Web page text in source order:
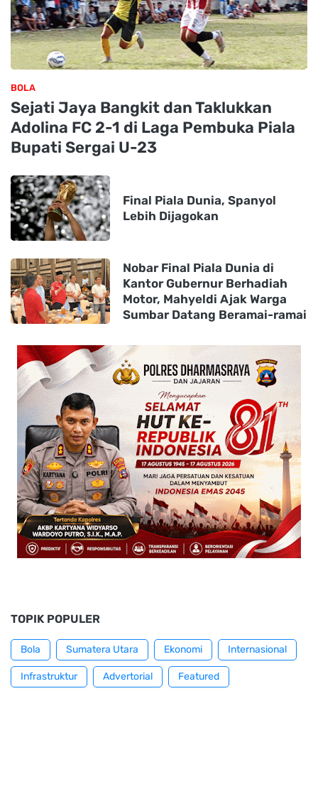
BOLA
Sejati Jaya Bangkit dan Taklukkan
Adolina FC 2-1 di Laga Pembuka Piala
Bupati Sergai U-23
Final Piala Dunia, Spanyol
Lebih Dijagokan
Nobar Final Piala Dunia di
Kantor Gubernur Berhadiah
Motor, Mahyeldi Ajak Warga
Sumbar Datang Beramai-ramai
TOPIK POPULER
Bola Sumatera Utara Ekonomi Internasional
Infrastruktur Advertorial Featured